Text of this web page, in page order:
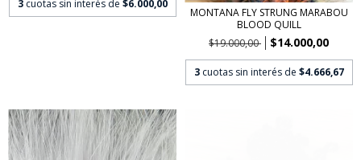
3 cuotas sin interés de $6.000,00
MONTANA FLY STRUNG MARABOU
BLOOD QUILL
$19.000,00
$14.000,00
3 cuotas sin interés de $4.666,67